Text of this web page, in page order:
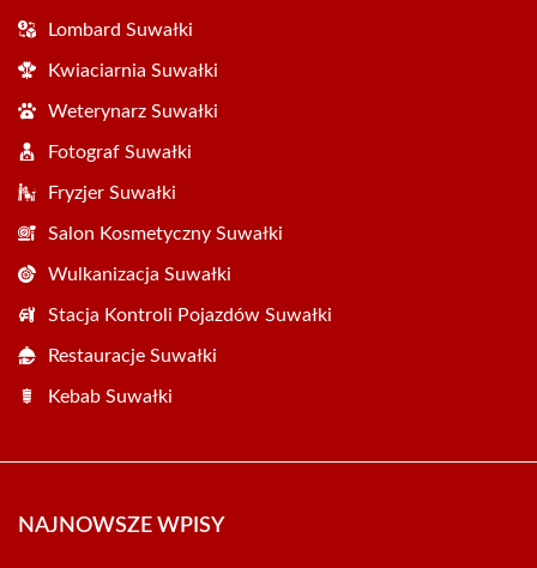
Lombard Suwałki
Kwiaciarnia Suwałki
Weterynarz Suwałki
Fotograf Suwałki
Fryzjer Suwałki
Salon Kosmetyczny Suwałki
Wulkanizacja Suwałki
Stacja Kontroli Pojazdów Suwałki
Restauracje Suwałki
Kebab Suwałki
NAJNOWSZE WPISY